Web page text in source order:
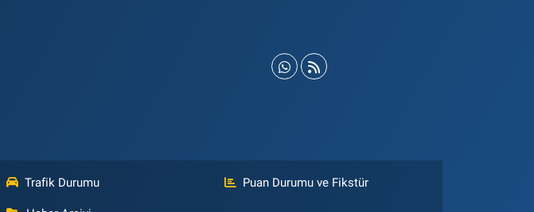
Trafik Durumu Puan Durumu ve Fikstür